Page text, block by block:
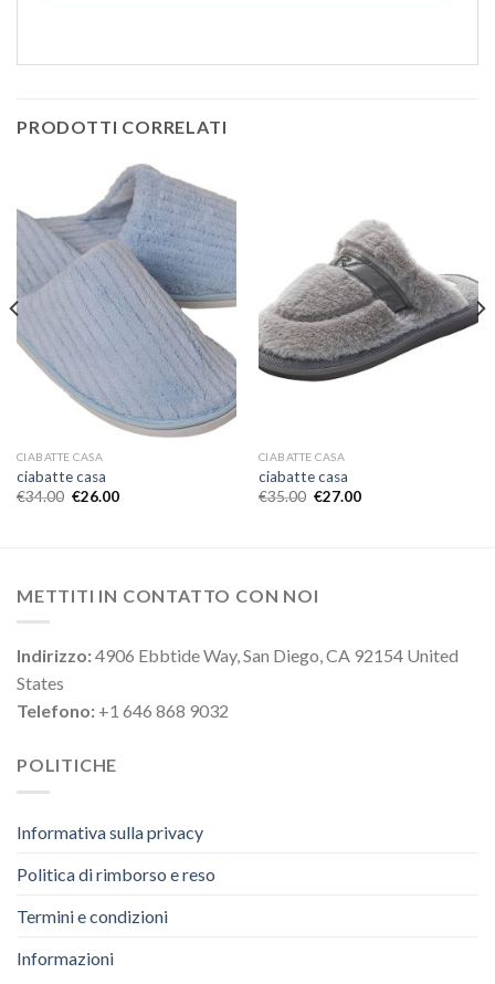
PRODOTTI CORRELATI
CIABATTE CASA
ciabatte casa
€34.00 €26.00
CIABATTE CASA
ciabatte casa
€35.00 €27.00
METTITI IN CONTATTO CON NOI
Indirizzo:4906 Ebbtide Way, San Diego, CA 92154 United
States
Telefono: +1 646 868 9032
POLITICHE
Informativa sulla privacy
Politica di rimborso e reso
Termini e condizioni
Informazioni